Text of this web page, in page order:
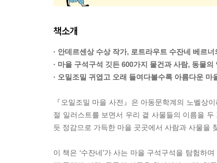
책소개
· 안데르센상 수상 작가, 로트라우트 수잔네 베르
· 마을 구석구석 깃든 600가지 물건과 사람, 동물의
· 오밀조밀 귀엽고 오래 들여다볼수록 아름다운
『오밀조밀 마을 사전』은 아동문학계의 노벨상
절 일러스트를 보면서 우리 곁 사물들의 이름을
듯 정감으로 가득한 마을 곳곳에서 사람과 사물을
이 책은 ‘수잔네’가 사는 마을 구석구석을 탐험하